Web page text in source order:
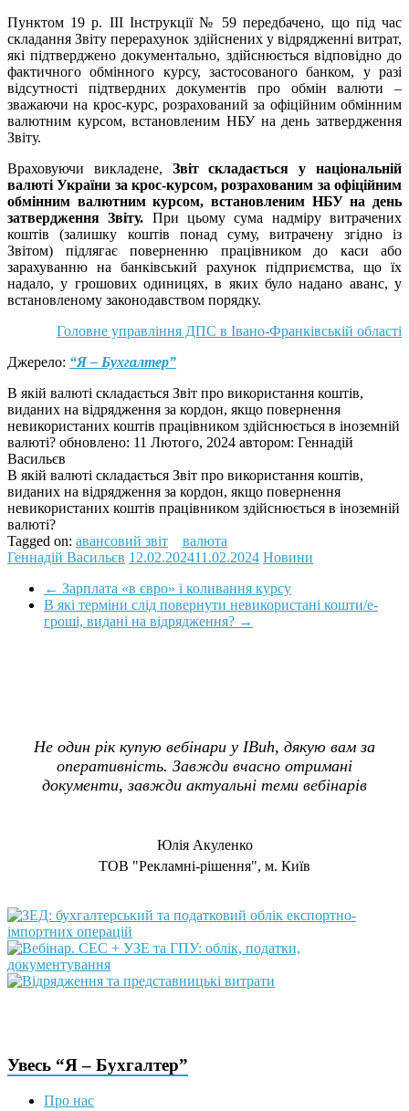
Пунктом 19 р. III Інструкції № 59 передбачено, що під час
складання Звіту перерахунок здійснених у відрядженні витрат,
які підтверджено документально, здійснюється відповідно до
фактичного обмінного курсу, застосованого банком, у разі
відсутності підтвердних документів про обмін валюти –
зважаючи на крос-курс, розрахований за офіційним обмінним
валютним курсом, встановленим НБУ на день затвердження
Звіту.
Враховуючи викладене, Звіт складається у національній
валюті України за крос-курсом, розрахованим за офіційним
обмінним валютним курсом, встановленим НБУ на день
затвердження Звіту. При цьому сума надміру витрачених
коштів (залишку коштів понад суму, витрачену згідно із
Звітом) підлягає поверненню працівником до каси або
зарахуванню на банківський рахунок підприємства, що їх
надало, у грошових одиницях, в яких було надано аванс, у
встановленому законодавством порядку.
Головне управління ДПС в Івано-Франківській області
Джерело: “Я – Бухгалтер”
В якій валюті складається Звіт про використання коштів,
виданих на відрядження за кордон, якщо повернення
невикористаних коштів працівником здійснюється в іноземній
валюті? обновлено: 11 Лютого, 2024 автором: Геннадій
Васильєв
В якій валюті складається Звіт про використання коштів,
виданих на відрядження за кордон, якщо повернення
невикористаних коштів працівником здійснюється в іноземній
валюті?
Tagged on: авансовий звіт
валюта
Геннадій Васильєв 12.02.202411.02.2024 Новини
← Зарплата «в євро» і коливання курсу
В які терміни слід повернути невикористані кошти/е-
гроші, видані на відрядження? →
Не один рік купую вебінари у IBuh, дякую вам за
оперативність. Завжди вчасно отримані
документи, завжди актуальні теми вебінарів
Юлія Акуленко
TOB "Рекламні-рішення", м. Київ
Увесь “Я – Бухгалтер”
Про нас